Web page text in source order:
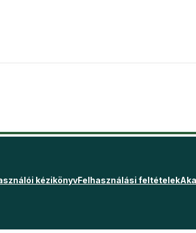
kézikönyvFelhasználási feltételek